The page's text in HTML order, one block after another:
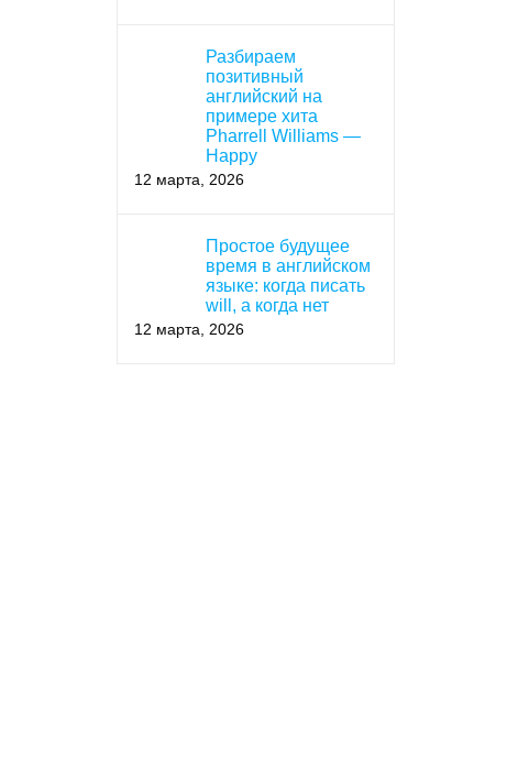
Разбираем
позитивный
английский на
примере хита
Pharrell Williams —
Happy
12 марта, 2026
Простое будущее
время в английском
языке: когда писать
will, а когда нет
12 марта, 2026